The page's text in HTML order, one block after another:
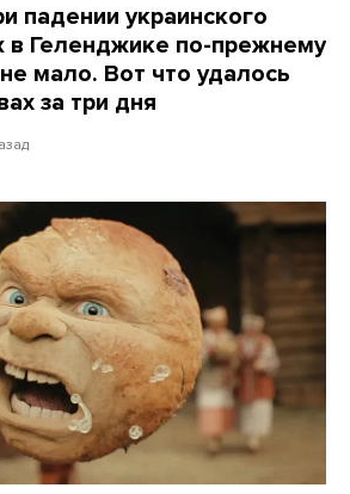
падении украинского
в Геленджике по-прежнему
мало. Вот что удалось
за три дня